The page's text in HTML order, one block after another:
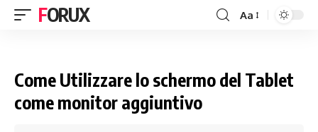
FORUX Aa
Come Utilizzare lo schermo del Tablet
come monitor aggiuntivo